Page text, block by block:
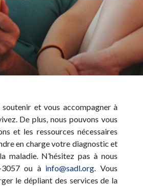
et vous accompagner à
De plus, nous pouvons vous
et les ressources nécessaires
en charge votre diagnostic et
maladie. N’hésitez pas à nous
ou à info@sadl.org. Vous
le dépliant des services de la